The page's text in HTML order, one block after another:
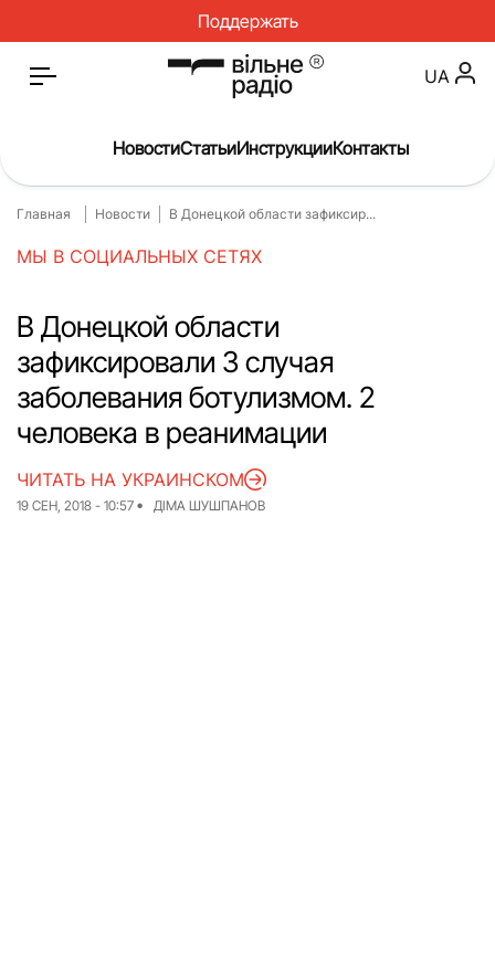
Поддержать
Главная
О нас
Инструкции
Спорт
Интервью
Досье
Репортаж
Блог
Проекты
Спецпроекты
Архив проектов
UA
НовостиСтатьиИнструкцииКонтакты
Главная Новости В Донецкой области зафиксир...
МЫ В СОЦИАЛЬНЫХ СЕТЯХ
В Донецкой области
зафиксировали 3 случая
заболевания ботулизмом. 2
человека в реанимации
19 СЕН, 2018 - 10:57 ДІМА ШУШПАНОВ
ЧИТАТЬ НА УКРАИНСКОМ